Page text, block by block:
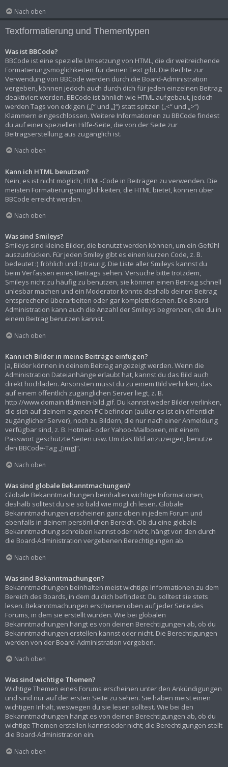
Nach oben
Textformatierung und Thementypen
Was ist BBCode?
BBCode ist eine spezielle Umsetzung von HTML, die dir weitreichende
Formatierungsmöglichkeiten für deinen Text gibt. Die Rechte zur
Verwendung von BBCode werden durch die Board-Administration
vergeben, können jedoch auch durch dich für jeden einzelnen Beitrag
deaktiviert werden. BBCode ist ähnlich wie HTML aufgebaut, jedoch
werden Tags von eckigen („[“ und „]“) statt spitzen („<“ und „>“)
Klammern eingeschlossen. Weitere Informationen zu BBCode findest
du auf einer speziellen Hilfe-Seite, die von der Seite zur
Beitragserstellung aus zugänglich ist.
Nach oben
Kann ich HTML benutzen?
Nein, es ist nicht möglich, HTML-Code in Beiträgen zu verwenden. Die
meisten Formatierungsmöglichkeiten, die HTML bietet, können über
BBCode erreicht werden.
Nach oben
Was sind Smileys?
Smileys sind kleine Bilder, die benutzt werden können, um ein Gefühl
auszudrücken. Für jeden Smiley gibt es einen kurzen Code, z. B.
bedeutet :) fröhlich und :( traurig. Die Liste aller Smileys kannst du
beim Verfassen eines Beitrags sehen. Versuche bitte trotzdem,
Smileys nicht zu häufig zu benutzen, sie können einen Beitrag schnell
unlesbar machen und ein Moderator könnte deshalb deinen Beitrag
entsprechend überarbeiten oder gar komplett löschen. Die Board-
Administration kann auch die Anzahl der Smileys begrenzen, die du in
einem Beitrag benutzen kannst.
Nach oben
Kann ich Bilder in meine Beiträge einfügen?
Ja, Bilder können in deinem Beitrag angezeigt werden. Wenn die
Administration Dateianhänge erlaubt hat, kannst du das Bild auch
direkt hochladen. Ansonsten musst du zu einem Bild verlinken, das
auf einem öffentlich zugänglichen Server liegt, z. B.
http://www.domain.tld/mein-bild.gif. Du kannst weder Bilder verlinken,
die sich auf deinem eigenen PC befinden (außer es ist ein öffentlich
zugänglicher Server), noch zu Bildern, die nur nach einer Anmeldung
verfügbar sind, z. B. Hotmail- oder Yahoo-Mailboxen, mit einem
Passwort geschützte Seiten usw. Um das Bild anzuzeigen, benutze
den BBCode-Tag „[img]“.
Nach oben
Was sind globale Bekanntmachungen?
Globale Bekanntmachungen beinhalten wichtige Informationen,
deshalb solltest du sie so bald wie möglich lesen. Globale
Bekanntmachungen erscheinen ganz oben in jedem Forum und
ebenfalls in deinem persönlichen Bereich. Ob du eine globale
Bekanntmachung schreiben kannst oder nicht, hängt von den durch
die Board-Administration vergebenen Berechtigungen ab.
Nach oben
Was sind Bekanntmachungen?
Bekanntmachungen beinhalten meist wichtige Informationen zu dem
Bereich des Boards, in dem du dich befindest. Du solltest sie stets
lesen. Bekanntmachungen erscheinen oben auf jeder Seite des
Forums, in dem sie erstellt wurden. Wie bei globalen
Bekanntmachungen hängt es von deinen Berechtigungen ab, ob du
Bekanntmachungen erstellen kannst oder nicht. Die Berechtigungen
werden von der Board-Administration vergeben.
Nach oben
Was sind wichtige Themen?
Wichtige Themen eines Forums erscheinen unter den Ankündigungen
und sind nur auf der ersten Seite zu sehen. Sie haben meist einen
wichtigen Inhalt, weswegen du sie lesen solltest. Wie bei den
Bekanntmachungen hängt es von deinen Berechtigungen ab, ob du
wichtige Themen erstellen kannst oder nicht; die Berechtigungen stellt
die Board-Administration ein.
Nach oben